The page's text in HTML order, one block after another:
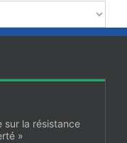
sur la résistance
»